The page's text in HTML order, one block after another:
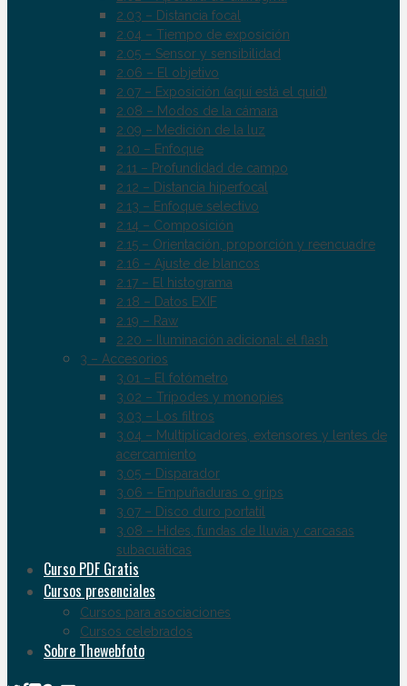
2.03 – Distancia focal
2.04 – Tiempo de exposición
2.05 – Sensor y sensibilidad
2.06 – El objetivo
2.07 – Exposición (aquí está el quid)
2.08 – Modos de la cámara
2.09 – Medición de la luz
2.10 – Enfoque
2.11 – Profundidad de campo
2.12 – Distancia hiperfocal
2.13 – Enfoque selectivo
2.14 – Composición
2.15 – Orientación, proporción y reencuadre
2.16 – Ajuste de blancos
2.17 – El histograma
2.18 – Datos EXIF
2.19 – Raw
2.20 – Iluminación adicional: el flash
3 – Accesorios
3.01 – El fotómetro
3.02 – Trípodes y monopies
3.03 – Los filtros
3.04 – Multiplicadores, extensores y lentes de
acercamiento
3.05 – Disparador
3.06 – Empuñaduras o grips
3.07 – Disco duro portatil
3.08 – Hides, fundas de lluvia y carcasas
subacuáticas
Curso PDF Gratis
Cursos presenciales
Cursos para asociaciones
Cursos celebrados
Sobre Thewebfoto